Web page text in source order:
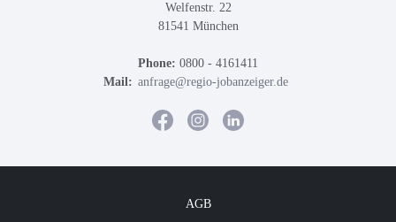
Welfenstr. 22
81541 München
Phone: 0800 - 4161411
Mail: anfrage@regio-jobanzeiger.de
AGB